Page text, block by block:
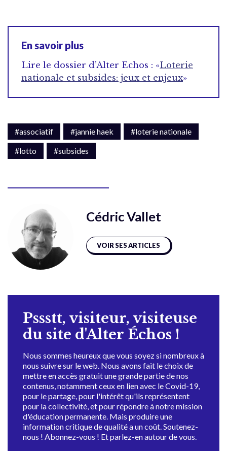
En savoir plus
Lire le dossier d’Alter Echos : «Loterie
nationale et subsides: jeux et enjeux»
#associatif #jannie haek
#loterie nationale
#lotto
#subsides
Cédric Vallet
VOIR SES ARTICLES
Pssstt, visiteur, visiteuse
du site d'Alter Échos !
Nous sommes heureux que vous soyez si nombreux à
nous suivre sur le web. Nous avons fait le choix de
mettre en accès gratuit une grande partie de nos
contenus, notamment ceux en lien avec le Covid-19,
pour le partage, pour l'intérêt qu'ils représentent
pour la collectivité, et pour répondre à notre mission
d'éducation permanente. Mais produire une
information critique de qualité a un coût. Soutenez-
nous ! Abonnez-vous ! Et parlez-en autour de vous.